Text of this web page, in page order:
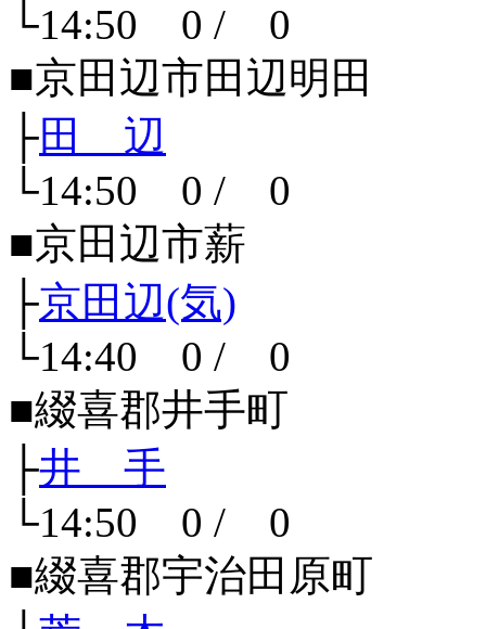
└14:50 0 / 0
■京田辺市田辺明田
├田 辺
└14:50 0 / 0
■京田辺市薪
├京田辺(気)
└14:40 0 / 0
■綴喜郡井手町
├井 手
└14:50 0 / 0
■綴喜郡宇治田原町